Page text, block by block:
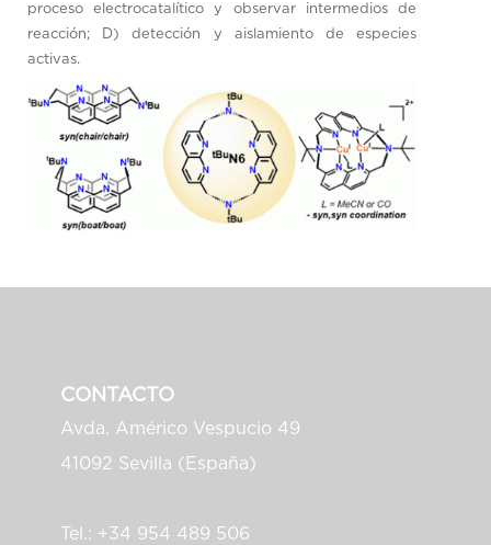
proceso electrocatalítico y observar intermedios de
reacción; D) detección y aislamiento de especies
activas.
CONTACTO
Avda. Américo Vespucio 49
41092 Sevilla (España)
Tel.: +34 954 489 506